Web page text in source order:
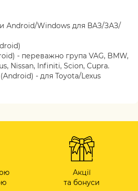
Android/Windows для ВАЗ/ЗАЗ/
- переважно група VAG, BMW,
Nissan, Infiniti, Scion, Cupra.
- для Toyota/Lexus
Акції
та бонуси